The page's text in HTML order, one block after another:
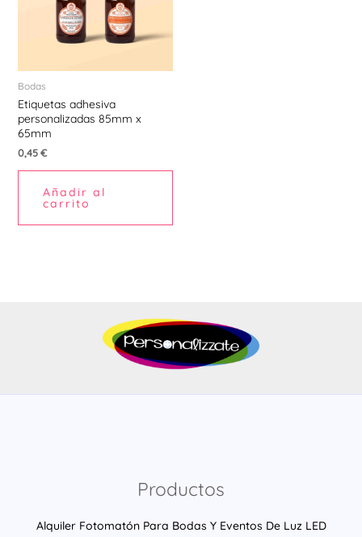
Bodas
Etiquetas adhesiva
personalizadas 85mm x
65mm
0,45€
Añadir al
carrito
Productos
Alquiler Fotomatón Para Bodas Y Eventos De Luz LED